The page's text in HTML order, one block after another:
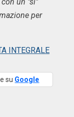
per
INTEGRALE
su Google